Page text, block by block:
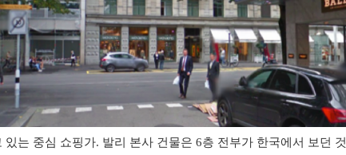
는 중심 쇼핑가. 발리 본사 건물은 6층 전부가 한국에서 보던 것